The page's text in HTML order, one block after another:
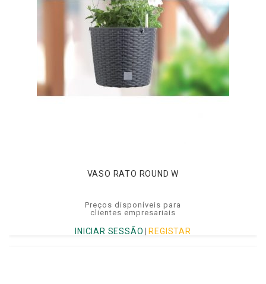
VASO RATO ROUND W
Preços disponíveis para
clientes empresariais
INICIAR SESSÃO REGISTAR